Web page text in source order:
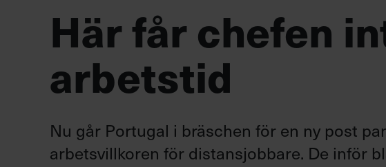
Här får chefen
arbetstid
Nu går Portugal i bräschen för en ny post
arbetsvillkoren för distansjobbare. De inför